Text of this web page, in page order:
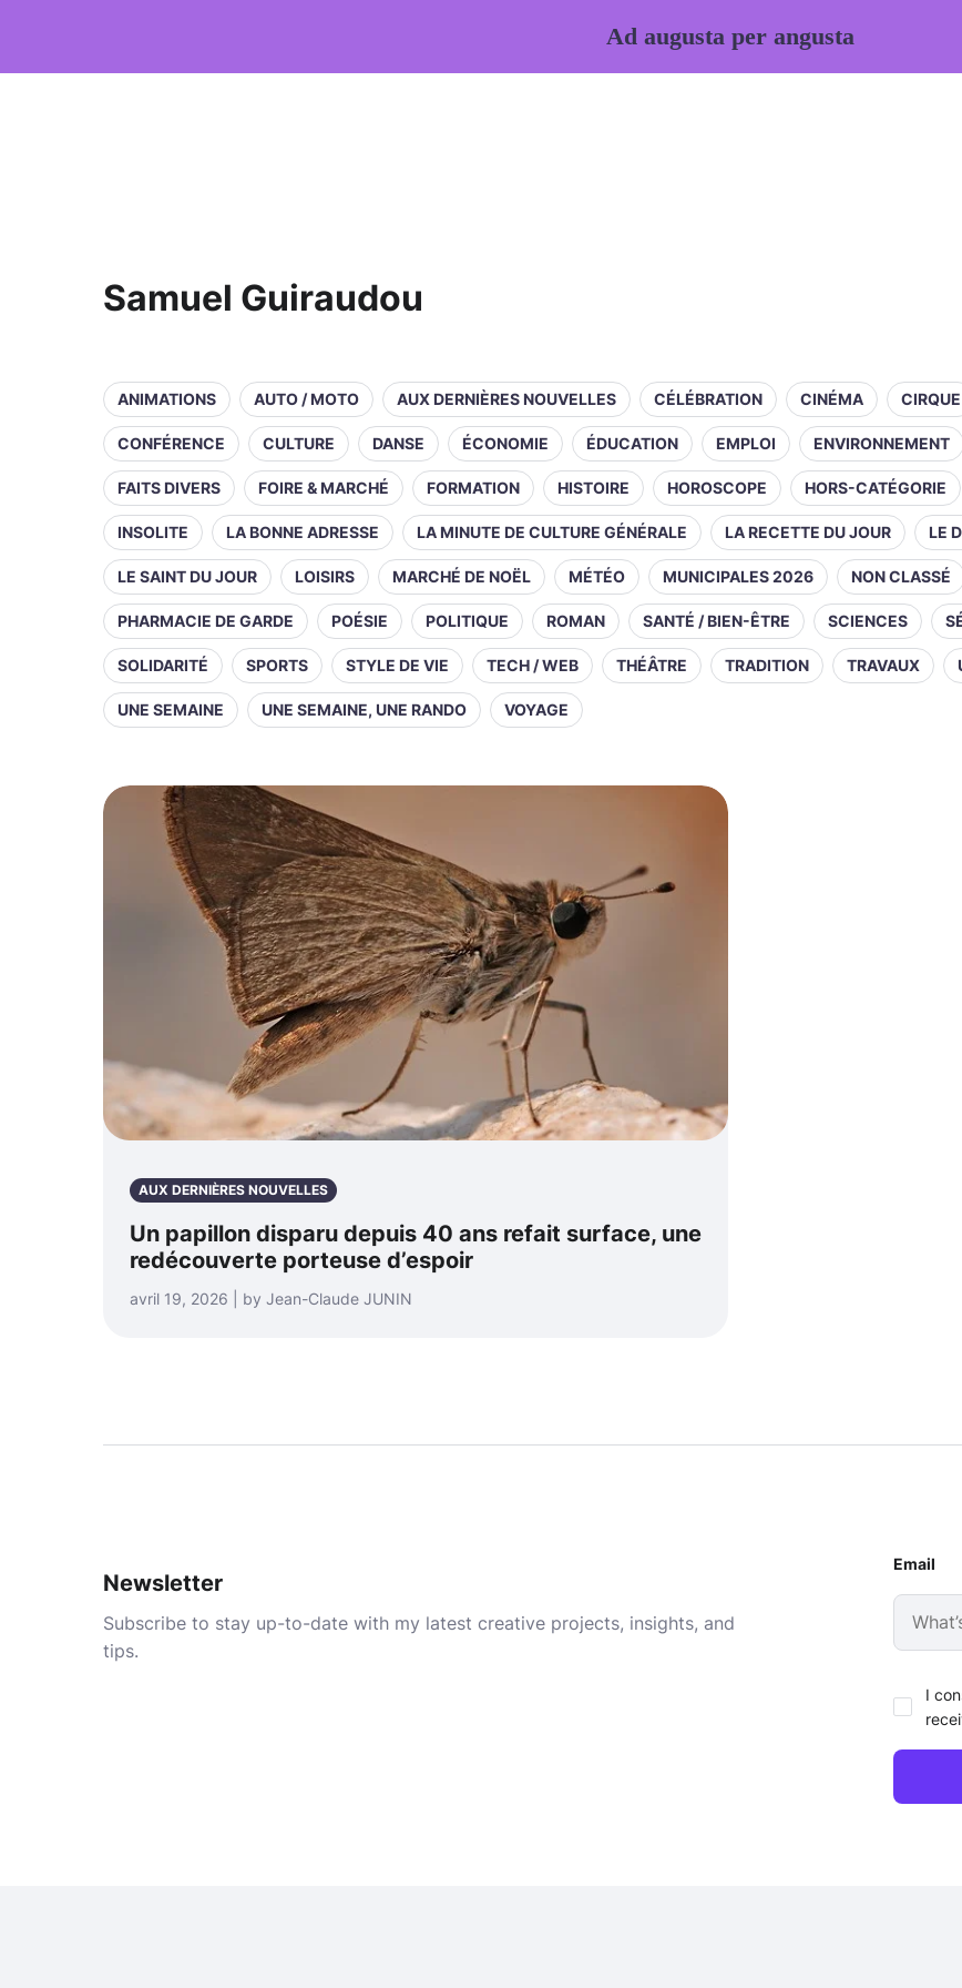
Samuel Guiraudou
ANIMATIONS AUTO / MOTO AUX DERNIÈRES NOUVELLES CÉLÉBRATION CINÉMA CIRQUE
CONFÉRENCE CULTURE DANSE ÉCONOMIE ÉDUCATION EMPLOI ENVIRONNEMENT
FAITS DIVERS FOIRE & MARCHÉ FORMATION HISTOIRE HOROSCOPE HORS-CATÉGORIE
INSOLITE LA BONNE ADRESSE LA MINUTE DE CULTURE GÉNÉRALE LA RECETTE DU JOUR LE
LE SAINT DU JOUR LOISIRS MARCHÉ DE NOËL MÉTÉO MUNICIPALES 2026 NON CLASSÉ
PHARMACIE DE GARDE POÉSIE POLITIQUE ROMAN SANTÉ / BIEN-ÊTRE SCIENCES
SOLIDARITÉ SPORTS STYLE DE VIE TECH / WEB THÉÂTRE TRADITION TRAVAUX
UNE SEMAINE UNE SEMAINE, UNE RANDO VOYAGE
AUX DERNIÈRES NOUVELLES
Un papillon disparu depuis 40 ans refait surface, une
redécouverte porteuse d’espoir
avril 19, 2026 | by Jean-Claude JUNIN
Newsletter
Subscribe to stay up-to-date with my latest creative projects, insights, and
tips.
Email
I
Ad augusta per angusta